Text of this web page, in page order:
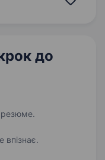
до
резюме.
впізнає.